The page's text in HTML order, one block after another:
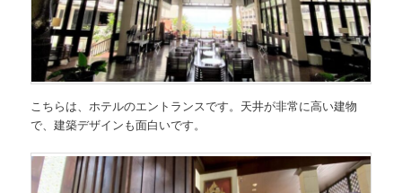
こちらは、ホテルのエントランスです。天井が非常に高い建物
で、建築デザインも面白いです。